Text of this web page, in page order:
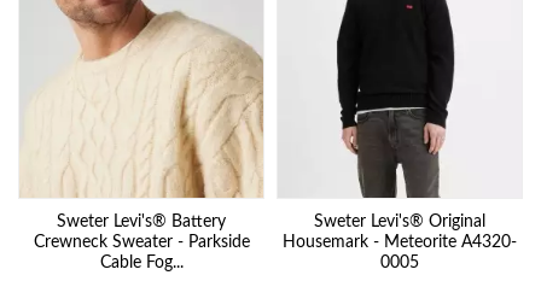
Sweter Levi's® Battery
Crewneck Sweater - Parkside
Cable Fog...
Sweter Levi's® Original
Housemark - Meteorite A4320-
0005